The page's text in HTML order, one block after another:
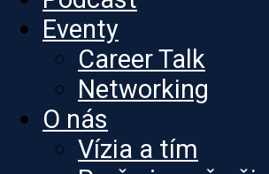
Eventy
Career Talk
Networking
O nás
Vízia a tím